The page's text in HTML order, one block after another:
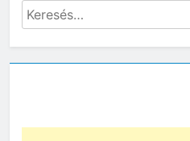
Keresés: